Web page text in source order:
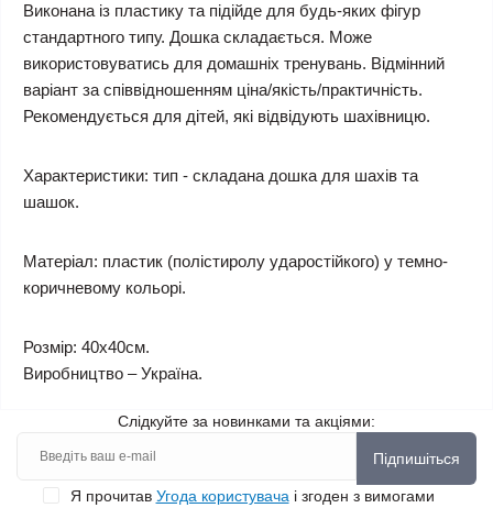
Виконана із пластику та підійде для будь-яких фігур
стандартного типу. Дошка складається. Може
використовуватись для домашніх тренувань. Відмінний
варіант за співвідношенням ціна/якість/практичність.
Рекомендується для дітей, які відвідують шахівницю.
Характеристики: тип - складана дошка для шахів та
шашок.
Матеріал: пластик (полістиролу ударостійкого) у темно-
коричневому кольорі.
Розмір: 40х40см.
Виробництво – Україна.
Слідкуйте за новинками та акціями:
Підпишіться
Я прочитав Угода користувача і згоден з вимогами